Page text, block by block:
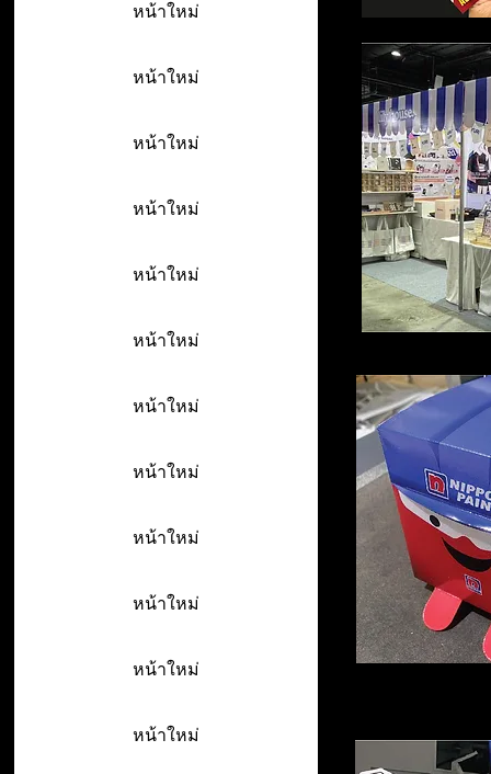
หน้าใหม่
หน้าใหม่
หน้าใหม่
หน้าใหม่
หน้าใหม่
หน้าใหม่
หน้าใหม่
หน้าใหม่
หน้าใหม่
หน้าใหม่
หน้าใหม่
หน้าใหม่